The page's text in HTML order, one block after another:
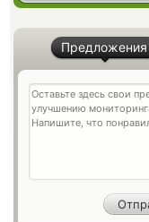
Предложения